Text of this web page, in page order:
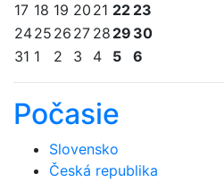
17 18 19 20 21 22 23
2425 26 27 28 29 30
31 1 2 3 4 5 6
Počasie
Slovensko
Česká republika